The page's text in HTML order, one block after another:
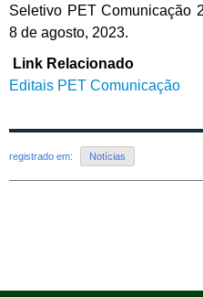
Seletivo PET Comunicação
8 de agosto, 2023.
Link Relacionado
Editais PET Comunicação
registrado em: Notícias